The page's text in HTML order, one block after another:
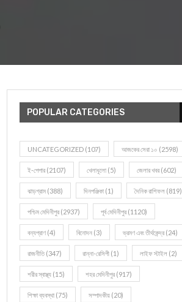
POPULAR CATEGORIES
UNCATEGORIZED (107) আজকের সেরা ১০ (2598)
ই-পেপার (2107) খেলাধূলো (5) জেলার খবর (602)
ঝাড়গ্রাম (388) দিনপঞ্জিকা (1) দৈনিক রাশিফল (819)
পশ্চিম মেদিনীপুর (2937) পূর্ব মেদিনীপুর (1120)
বন্যপ্রাণ (4) বিনোদন (3) ভ্রমণ এবং তীর্থকেন্দ্র (24)
রাজনীতি(347) রান্না-রেসিপী (1) লাইফ স্টাইল (2)
শরীর স্বাস্থ্য (15) শহর মেদিনীপুর (917)
শিক্ষা ব্যবস্থা (75) সম্পাদকীয় (20)